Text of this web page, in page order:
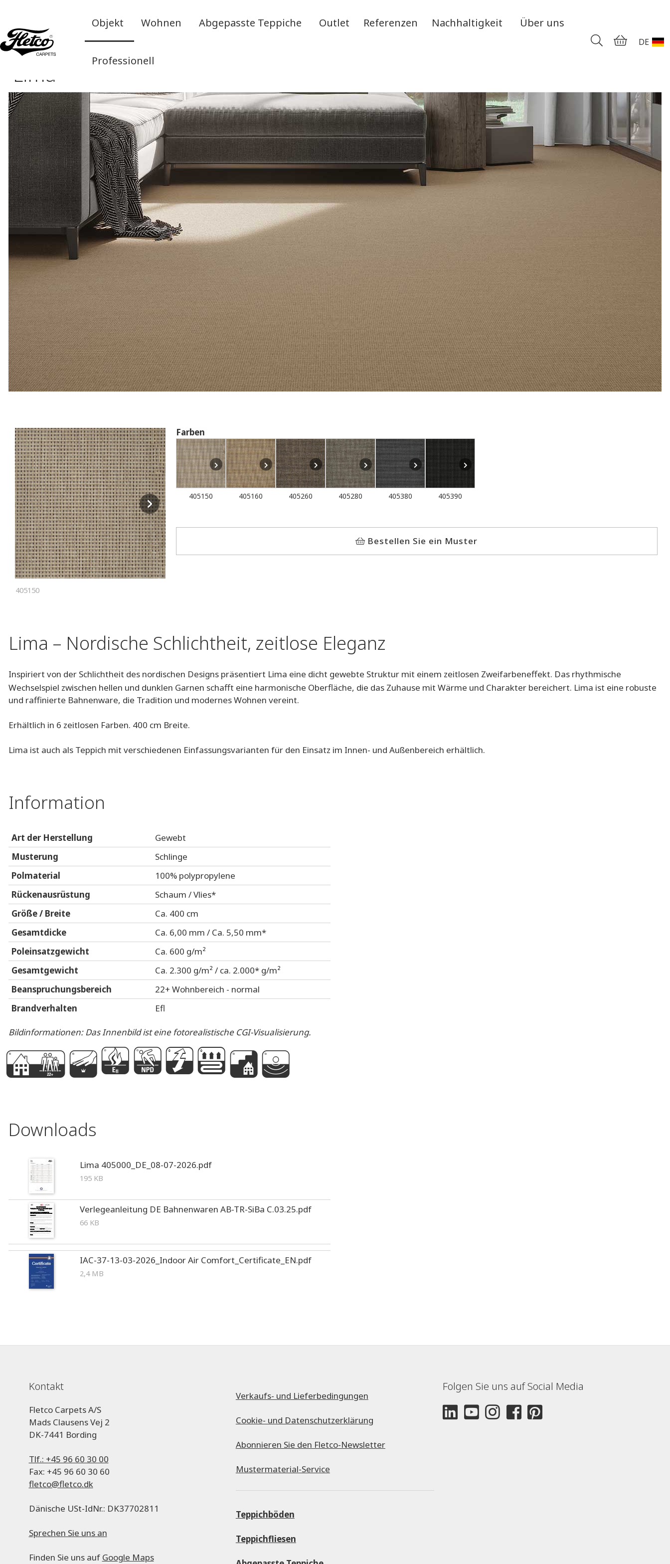
Objekt Wohnen Abgepasste Teppiche Outlet Referenzen Nachhaltigkeit Über uns
Professionell
DE
Lima
405150
Farben
405150 405160 405260 405280 405380 405390
Bestellen Sie ein Muster
Lima – Nordische Schlichtheit, zeitlose Eleganz
Inspiriert von der Schlichtheit des nordischen Designs präsentiert Lima eine dicht gewebte Struktur mit einem zeitlosen Zweifarbeneffekt. Das rhythmische
Wechselspiel zwischen hellen und dunklen Garnen schafft eine harmonische Oberfläche, die das Zuhause mit Wärme und Charakter bereichert. Lima ist eine robuste
und raffinierte Bahnenware, die Tradition und modernes Wohnen vereint.
Erhältlich in 6 zeitlosen Farben. 400 cm Breite.
Lima ist auch als Teppich mit verschiedenen Einfassungsvarianten für den Einsatz im Innen- und Außenbereich erhältlich.
Information
Art der Herstellung
Gewebt
Musterung
Schlinge
Polmaterial
100% polypropylene
Rückenausrüstung
Schaum / Vlies*
Größe / Breite
Ca. 400 cm
Gesamtdicke
Ca. 6,00 mm / Ca. 5,50 mm*
Poleinsatzgewicht
Ca. 600 g/m²
Gesamtgewicht
Ca. 2.300 g/m² / ca. 2.000* g/m²
Beanspruchungsbereich
22+ Wohnbereich - normal
Brandverhalten
Efl
Bildinformationen: Das Innenbild ist eine fotorealistische CGI-Visualisierung.
CkMPAehs
Downloads
Lima 405000_DE_08-07-2026.pdf
195 KB
Verlegeanleitung DE Bahnenwaren AB-TR-SiBa C.03.25.pdf
66 KB
IAC-37-13-03-2026_Indoor Air Comfort_Certificate_EN.pdf
2,4 MB
Kontakt
Fletco Carpets A/S
Mads Clausens Vej 2
DK-7441 Bording
Tlf.: +45 96 60 30 00
Fax: +45 96 60 30 60
fletco@fletco.dk
Dänische USt-IdNr.: DK37702811
Sprechen Sie uns an
Finden Sie uns auf Google Maps
Verkaufs- und Lieferbedingungen
Cookie- und Datenschutzerklärung
Abonnieren Sie den Fletco-Newsletter
Mustermaterial-Service
Teppichböden
Teppichfliesen
Folgen Sie uns auf Social Media